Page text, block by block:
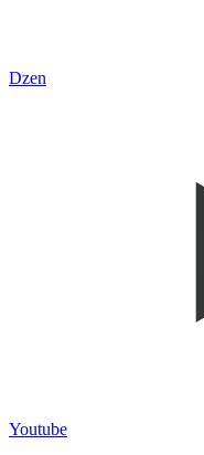
Dzen
Youtube